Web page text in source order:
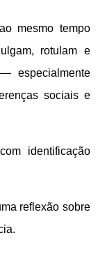
mesmo tempo
rotulam e
especialmente
sociais e
identificação
reflexão sobre